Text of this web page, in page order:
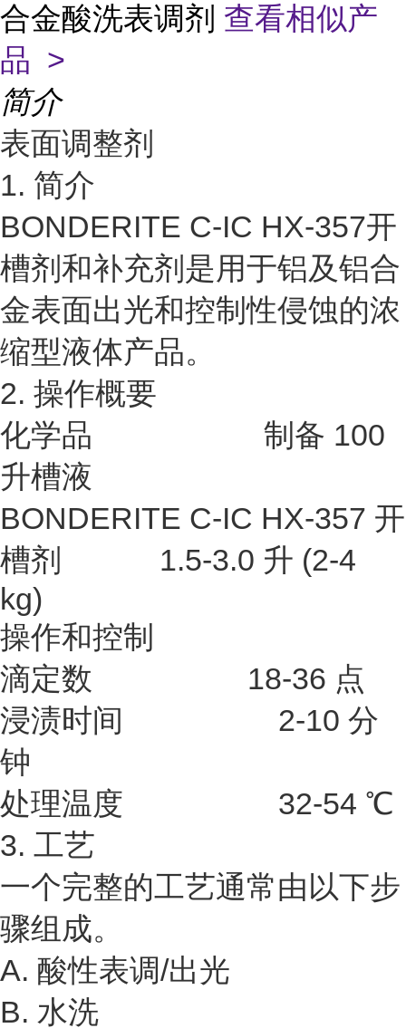
合金酸洗表调剂 查看相似产
品 >
简介
表面调整剂
1. 简介
BONDERITE C-IC HX-357开
槽剂和补充剂是用于铝及铝合
金表面出光和控制性侵蚀的浓
缩型液体产品。
2. 操作概要
化学品 制备 100
升槽液
BONDERITE C-IC HX-357 开
槽剂 1.5-3.0 升 (2-4
kg)
操作和控制
滴定数 18-36 点
浸渍时间 2-10 分
钟
处理温度 32-54 ℃
3. 工艺
一个完整的工艺通常由以下步
骤组成。
A. 酸性表调/出光
B. 水洗